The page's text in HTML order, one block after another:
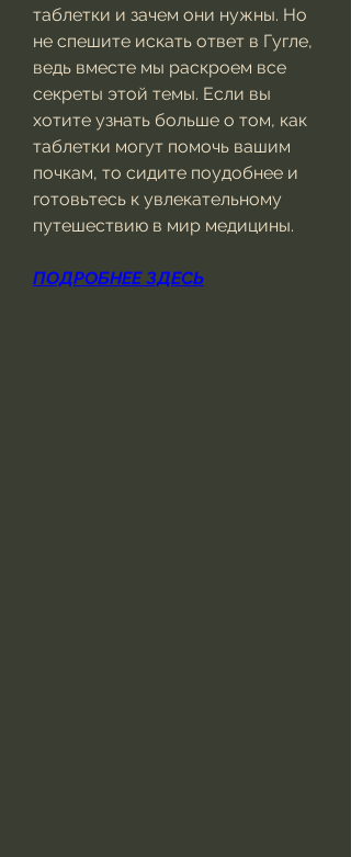
таблетки и зачем они нужны. Но
не спешите искать ответ в Гугле,
ведь вместе мы раскроем все
секреты этой темы. Если вы
хотите узнать больше о том, как
таблетки могут помочь вашим
почкам, то сидите поудобнее и
готовьтесь к увлекательному
путешествию в мир медицины.
ПОДРОБНЕЕ ЗДЕСЬ